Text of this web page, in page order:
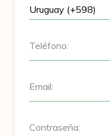
Teléfono:
Email:
Contraseña: